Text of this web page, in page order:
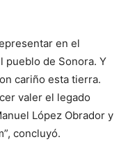
en el
pueblo de Sonora. Y
cariño esta tierra.
valer el legado
López Obrador y
concluyó.